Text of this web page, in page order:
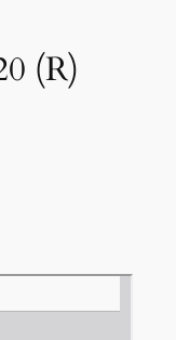
(R)